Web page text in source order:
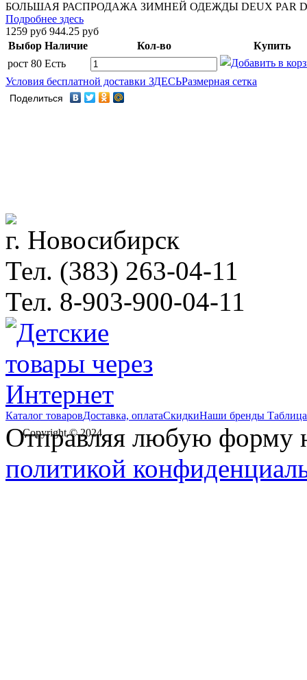
БОЛЬШАЯ РАСПРОДАЖА ЗИМНЕЙ ОДЕЖДЫ DEUX PAR
Подробнее здесь
1259 руб 944.25 руб
Выбор Наличие Кол-во
Купить
рост 80 Есть
Условия бесплатной доставки ЗДЕСЬРазмерная сетка
Поделиться
г. Новосибирск
Тел. (383) 263-04-11
Тел. 8-903-900-04-11
Каталог товаровДоставка, оплатаСкидкиНаши бренды
Copyright © 2024
Отправляя любую форму
политикой